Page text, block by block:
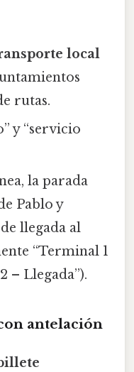
local
rutas.
y “servicio
la parada
Pablo y
llegada al
“Terminal 1
– Llegada”).
antelación